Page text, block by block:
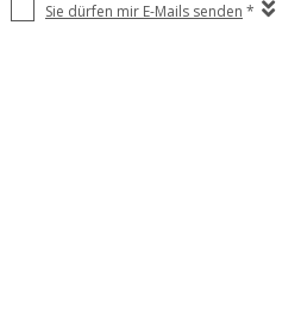
Sie dürfen mir E-Mails senden *